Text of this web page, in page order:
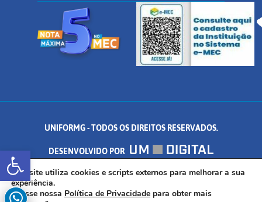
Abrir a barra de ferramentas
UNIFORMG - TODOS OS DIREITOS RESERVADOS.
DESENVOLVIDO POR
AV. DR. ARNALDO DE SENNA, 328 - PALMEIRAS, FORMIGA/MG - CEP:
35.574.530
Este site utiliza cookies e scripts externos para melhorar a sua
experiência.
Acesse nossa Política de Privacidade para obter mais